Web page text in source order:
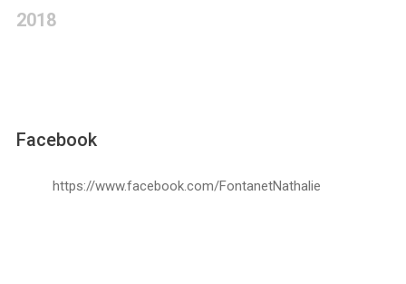
2018
Facebook
https://www.facebook.com/FontanetNathalie